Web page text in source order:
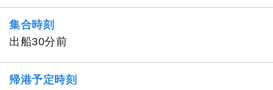
集合時刻
出船30分前
帰港予定時刻